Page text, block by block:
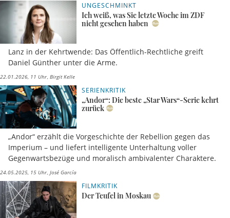
UNGESCHMINKT
Ich weiß, was Sie letzte Woche im ZDF
nicht gesehen haben
Lanz in der Kehrtwende: Das Öffentlich-Rechtliche greift
Daniel Günther unter die Arme.
22.01.2026, 11 Uhr Birgit Kelle
SERIENKRITIK
„Andor“: Die beste „Star Wars“-Serie kehrt
zurück
„Andor“ erzählt die Vorgeschichte der Rebellion gegen das
Imperium – und liefert intelligente Unterhaltung voller
Gegenwartsbezüge und moralisch ambivalenter Charaktere.
24.05.2025, 15 Uhr José García
FILMKRITIK
Der Teufel in Moskau